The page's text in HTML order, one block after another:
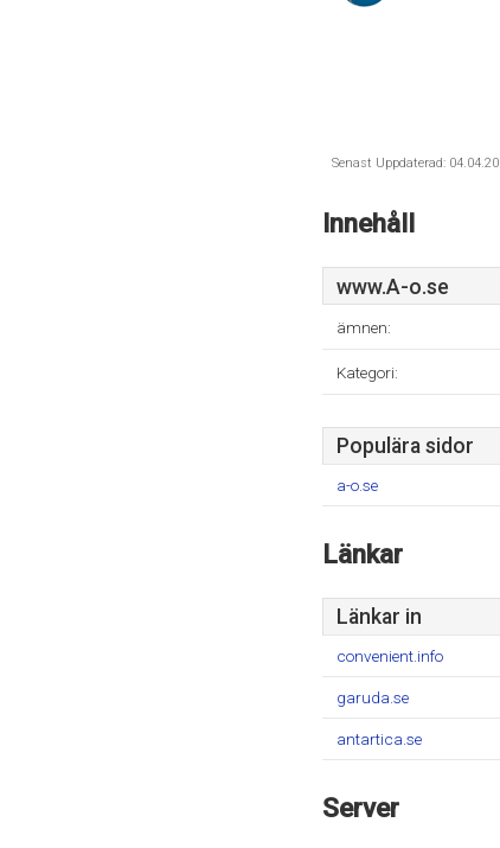
Senast Uppdaterad:
Innehåll
www.A-o.se
ämnen:
Kategori:
Populära sidor
a-o.se
Länkar
Länkar in
convenient.info
garuda.se
antartica.se
Server